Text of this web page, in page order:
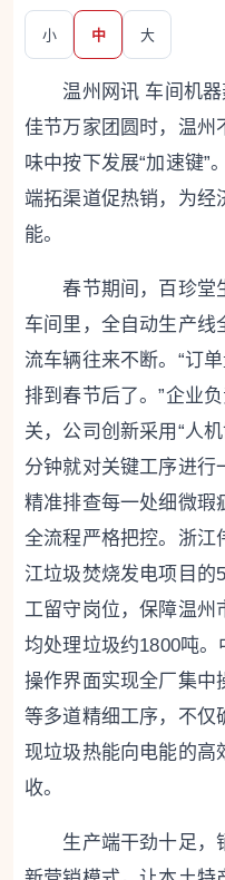
小 中 大
温州网讯 车间机器
佳节万家团圆时，温州
味中按下发展“加速键”
端拓渠道促热销，为经
能。
春节期间，百珍堂
车间里，全自动生产线
流车辆往来不断。“订
排到春节后了。”企业
关，公司创新采用“人
分钟就对关键工序进行
精准排查每一处细微瑕
全流程严格把控。浙江
江垃圾焚烧发电项目的
工留守岗位，保障温州
均处理垃圾约1800吨
操作界面实现全厂集中
等多道精细工序，不仅
现垃圾热能向电能的高
收。
生产端干劲十足，销